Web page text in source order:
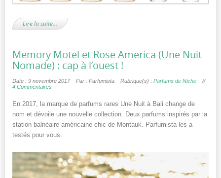
Lire la suite…
Memory Motel et Rose America (Une Nuit
Nomade) : cap à l’ouest !
Date : 9 novembre 2017 Par : Parfumista Rubrique(s) : Parfums de Niche
//
4 Commentaires
En 2017, la marque de parfums rares Une Nuit à Bali change de
nom et dévoile une nouvelle collection. Deux parfums inspirés par la
station balnéaire américaine chic de Montauk. Parfumista les a
testés pour vous.